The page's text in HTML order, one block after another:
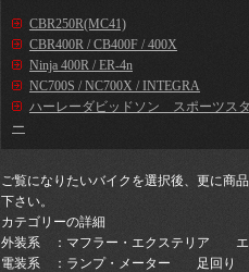
CBR250R(MC41)
CBR400R / CB400F / 400X
Ninja 400R / ER-4n
NC700S / NC700X / INTEGRA
ハーレーダビッドソン スポーツス
ー
ご覧になりたいバイクを選択後、更に商
下さい。
カテゴリーの詳細
外装系 ：マフラー・エクステリア エ
電装系 ：ランプ・メーター 足回り